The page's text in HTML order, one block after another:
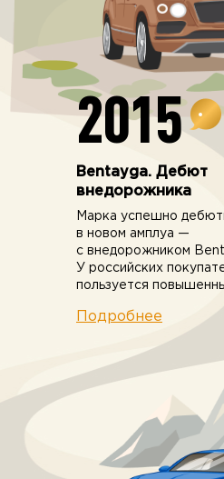
2015
Bentayga. Дебют
внедорожника
Марка успешно
в новом амплуа —
с внедорожником
У российских
пользуется
Подробнее